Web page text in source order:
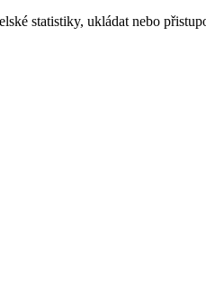
statistiky, ukládat nebo